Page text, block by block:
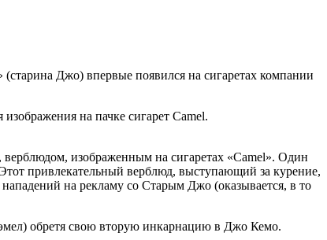
Джо) впервые появился на сигаретах компании
на пачке сигарет Camel.
изображенным на сигаретах «Camel». Один
привлекательный верблюд, выступающий за курение,
на рекламу со Старым Джо (оказывается, в то
обретя свою вторую инкарнацию в Джо Кемо.